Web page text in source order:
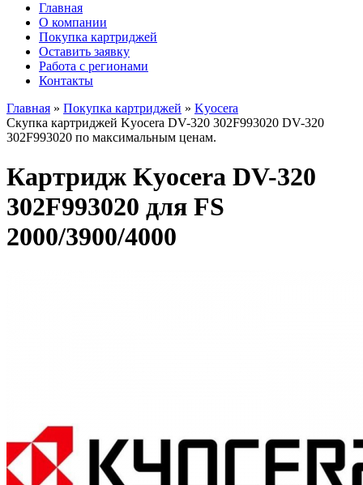
Главная
О компании
Покупка картриджей
Оставить заявку
Работа с регионами
Контакты
Главная » Покупка картриджей » Kyocera
Скупка картриджей Kyocera DV-320 302F993020 DV-320
302F993020 по максимальным ценам.
Картридж Kyocera DV-320
302F993020 для FS
2000/3900/4000